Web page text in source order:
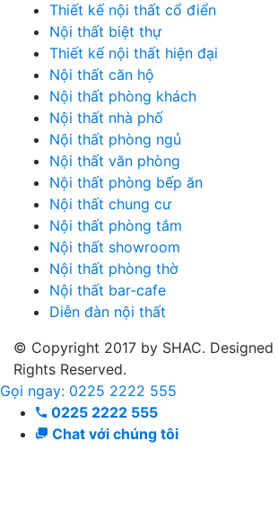
Thiết kế nội thất cổ điển
Nội thất biệt thự
Thiết kế nội thất hiện đại
Nội thất căn hộ
Nội thất phòng khách
Nội thất nhà phố
Nội thất phòng ngủ
Nội thất văn phòng
Nội thất phòng bếp ăn
Nội thất chung cư
Nội thất phòng tắm
Nội thất showroom
Nội thất phòng thờ
Nội thất bar-cafe
Diễn đàn nội thất
© Copyright 2017 by SHAC. Designed
Rights Reserved.
Gọi ngay: 0225 2222 555
0225 2222 555
Chat với chúng tôi